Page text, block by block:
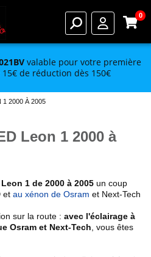
0
valable pour votre première
de réduction dès 150€
1 2000 À 2005
Leon 1 2000 à
Leon 1 de 2000 à 2005 un coup
et au xénon de Osram et Next-Tech
sur la route : avec l'éclairage à
Osram et Next-Tech , vous êtes